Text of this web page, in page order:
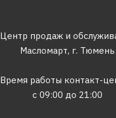
Центр продаж и
Масломарт, г. Тюмень
Время работы контакт-
с 09:00 до 21:00